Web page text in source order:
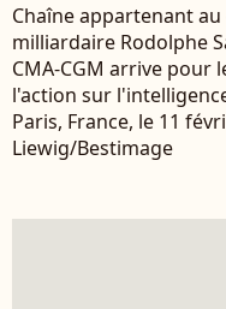
Chaîne appartenant
milliardaire Rodolphe
CMA-CGM arrive
l'action sur
Paris, France, le 11
Liewig/Bestimage